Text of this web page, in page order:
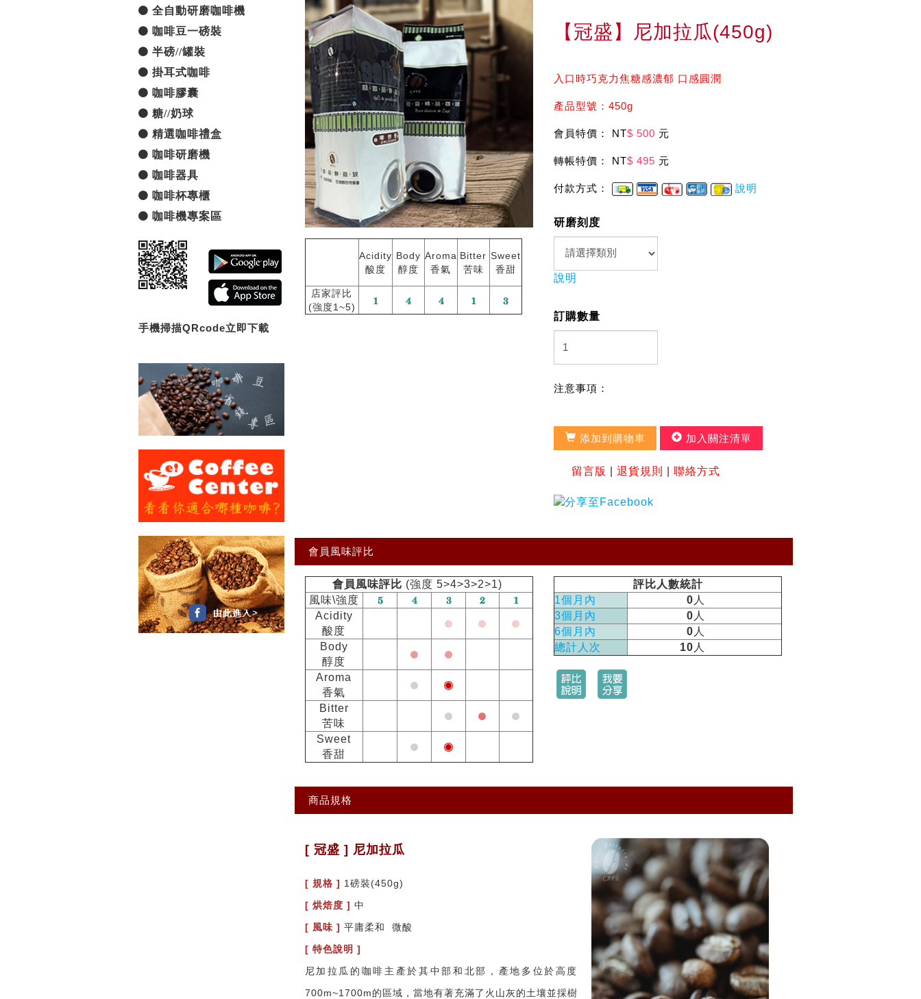
全自動研磨咖啡機
咖啡豆一磅裝
半磅//罐裝
掛耳式咖啡
咖啡膠囊
糖//奶球
精選咖啡禮盒
咖啡研磨機
咖啡器具
咖啡杯專櫃
咖啡機專案區
手機掃描QRcode立即下載
Acidity
酸度
Body
醇度
Aroma
香氣
Bitter
苦味
Sweet
香甜
店家評比
(強度1~5)
【冠盛】尼加拉瓜(450g)
入口時巧克力焦糖感濃郁 口感圓潤
產品型號：450g
會員特價： NT$ 500 元
轉帳特價： NT$ 495 元
付款方式： 說明
研磨刻度
說明
訂購數量
注意事項：
添加到購物車 加入關注清單
留言版 |退貨規則 |聯絡方式
會員風味評比
會員風味評比 (強度 5>4>3>2>1)
風味\強度
Acidity
酸度
Body
醇度
Aroma
香氣
Bitter
苦味
Sweet
香甜
評比人數統計
1個月內
0 人
3個月內
0 人
6個月內
0 人
總計人次
10 人
商品規格
[ 冠盛 ] 尼加拉瓜
[ 規格 ] 1磅裝(450g)
[ 烘焙度 ] 中
[ 風味 ] 平庸柔和 微酸
[ 特色說明 ]
尼加拉瓜的咖啡主產於其中部和北部，產地多位於高度
700m~1700m的區域，當地有著充滿了火山灰的土壤並採樹